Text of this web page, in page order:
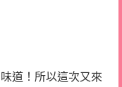
道！所以這次又來